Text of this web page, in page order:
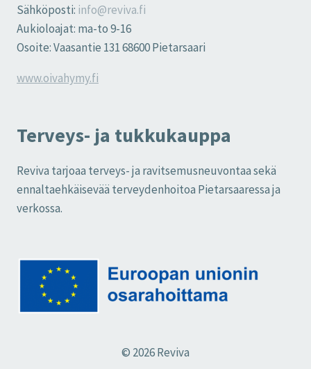
Sähköposti: info@reviva.fi
Aukioloajat: ma-to 9-16
Osoite: Vaasantie 131 68600 Pietarsaari
www.oivahymy.fi
Terveys- ja tukkukauppa
Reviva tarjoaa terveys- ja ravitsemusneuvontaa sekä
ennaltaehkäisevää terveydenhoitoa Pietarsaaressa ja
verkossa.
© 2026 Reviva